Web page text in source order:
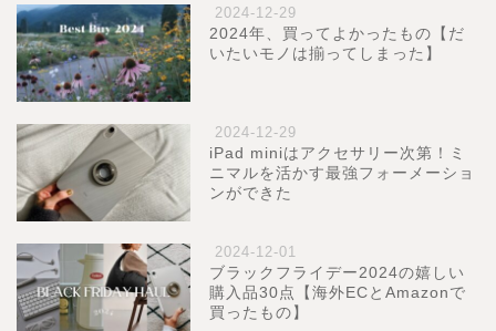
2024-12-29
2024年、買ってよかったもの【だ
いたいモノは揃ってしまった】
2024-12-29
iPad miniはアクセサリー次第！ミ
ニマルを活かす最強フォーメーショ
ンができた
2024-12-01
ブラックフライデー2024の嬉しい
購入品30点【海外ECとAmazonで
買ったもの】